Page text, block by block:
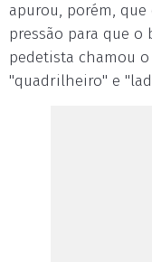
apurou, porém,
pressão para que o
pedetista chamou
"quadrilheiro" e